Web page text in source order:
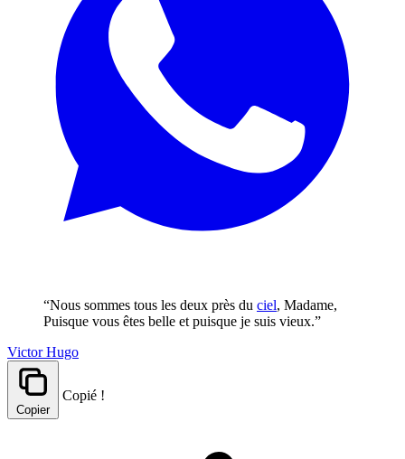
“Nous sommes tous les deux près du ciel, Madame,
Puisque vous êtes belle et puisque je suis vieux.”
Victor Hugo
Copier
Copié !